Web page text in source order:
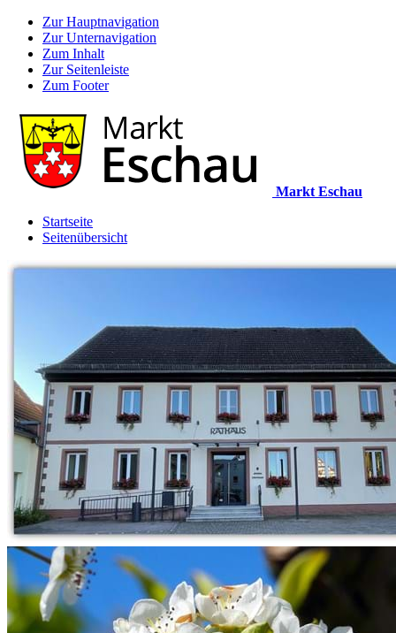
Zur Hauptnavigation
Zur Unternavigation
Zum Inhalt
Zur Seitenleiste
Zum Footer
Markt Eschau
Startseite
Seitenübersicht